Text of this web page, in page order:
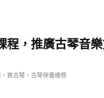
程，推廣古琴音
買古琴，古琴保養維修